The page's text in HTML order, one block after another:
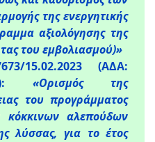
της ενεργητικής
αξιολόγησης της
του εμβολιασμού)»
15.02.2023 (ΑΔΑ:
«Ορισμός της
του προγράμματος
κόκκινων αλεπούδων
λύσσας, για το έτος